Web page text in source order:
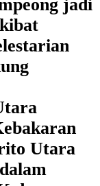
jadi
Utara